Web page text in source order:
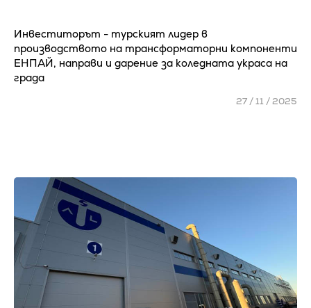
Инвеститорът - турският лидер в
производството на трансформаторни компоненти
ЕНПАЙ, направи и дарение за коледната украса на
града
27 / 11 / 2025